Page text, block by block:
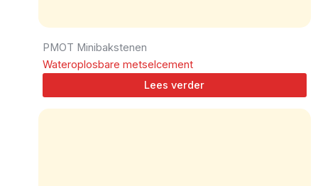
PMOT Minibakstenen
Wateroplosbare metselcement
Lees verder